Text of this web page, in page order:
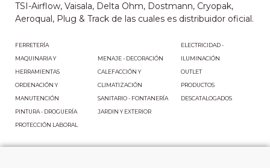
TSI-Airflow, Vaisala, Delta Ohm, Dostmann, Cryopak,
Aeroqual, Plug & Track de las cuales es distribuidor oficial.
FERRETERÍA
MAQUINARIA Y
HERRAMIENTAS
ORDENACIÓN Y
MANUTENCIÓN
PINTURA - DROGUERÍA
MENAJE - DECORACIÓN
CALEFACCIÓN Y
CLIMATIZACIÓN
SANITARIO - FONTANERÍA
JARDIN Y EXTERIOR
ELECTRICIDAD -
ILUMINACIÓN
OUTLET
PRODUCTOS
DESCATALOGADOS